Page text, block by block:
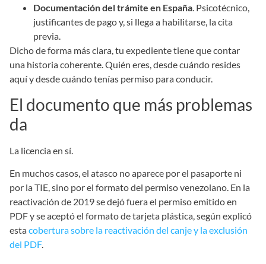
Documentación del trámite en España. Psicotécnico,
justificantes de pago y, si llega a habilitarse, la cita
previa.
Dicho de forma más clara, tu expediente tiene que contar
una historia coherente. Quién eres, desde cuándo resides
aquí y desde cuándo tenías permiso para conducir.
El documento que más problemas
da
La licencia en sí.
En muchos casos, el atasco no aparece por el pasaporte ni
por la TIE, sino por el formato del permiso venezolano. En la
reactivación de 2019 se dejó fuera el permiso emitido en
PDF y se aceptó el formato de tarjeta plástica, según explicó
estacobertura sobre la reactivación del canje y la exclusión
del PDF.